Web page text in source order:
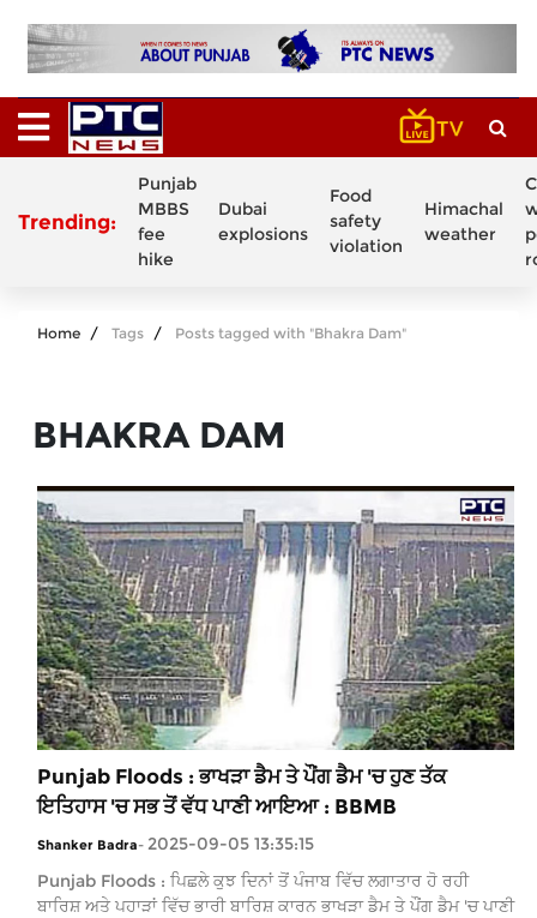
Trending:
Punjab
MBBS
fee
hike
Dubai
explosions
Food
safety
violation
Himachal
weather
Home Tags Posts tagged with "Bhakra Dam"
BHAKRA DAM
Punjab Floods : ਭਾਖੜਾ ਡੈਮ ਤੇ ਪੌਂਗ ਡੈਮ 'ਚ ਹੁਣ ਤੱਕ
ਇਤਿਹਾਸ 'ਚ ਸਭ ਤੋਂ ਵੱਧ ਪਾਣੀ ਆਇਆ : BBMB
Shanker Badra- 2025-09-05 13:35:15
Punjab Floods : ਪਿਛਲੇ ਕੁਝ ਦਿਨਾਂ ਤੋਂ ਪੰਜਾਬ ਵਿੱਚ ਲਗਾਤਾਰ ਹੋ ਰਹੀ
ਬਾਰਿਸ਼ ਅਤੇ ਪਹਾੜਾਂ ਵਿੱਚ ਭਾਰੀ ਬਾਰਿਸ਼ ਕਾਰਨ ਭਾਖੜਾ ਡੈਮ ਤੇ ਪੌਂਗ ਡੈਮ 'ਚ ਪਾਣੀ